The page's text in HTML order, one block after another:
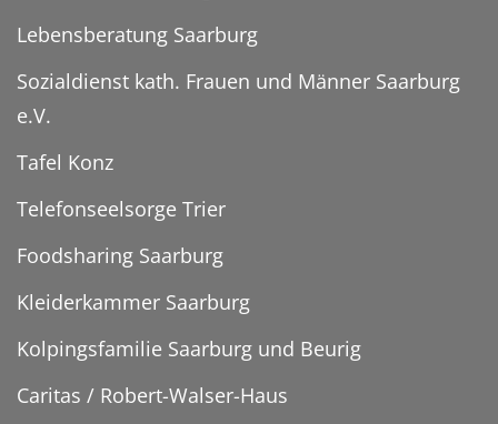
Lebensberatung Saarburg
Sozialdienst kath. Frauen und Männer Saarburg
e.V.
Tafel Konz
Telefonseelsorge Trier
Foodsharing Saarburg
Kleiderkammer Saarburg
Kolpingsfamilie Saarburg und Beurig
Caritas / Robert-Walser-Haus